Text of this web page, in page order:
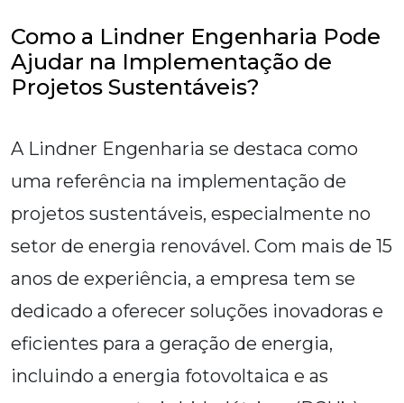
Como a Lindner Engenharia Pode
Ajudar na Implementação de
Projetos Sustentáveis?
A Lindner Engenharia se destaca como
uma referência na implementação de
projetos sustentáveis, especialmente no
setor de energia renovável. Com mais de 15
anos de experiência, a empresa tem se
dedicado a oferecer soluções inovadoras e
eficientes para a geração de energia,
incluindo a energia fotovoltaica e as